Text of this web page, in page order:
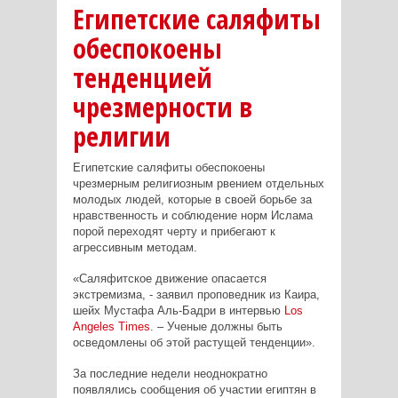
Египетские саляфиты
обеспокоены
тенденцией
чрезмерности в
религии
Египетские саляфиты обеспокоены
чрезмерным религиозным рвением отдельных
молодых людей, которые в своей борьбе за
нравственность и соблюдение норм Ислама
порой переходят черту и прибегают к
агрессивным методам.
«Саляфитское движение опасается
экстремизма, - заявил проповедник из Каира,
шейх Мустафа Аль-Бадри в интервью Los
Angeles Times. – Ученые должны быть
осведомлены об этой растущей тенденции».
За последние недели неоднократно
появлялись сообщения об участии египтян в